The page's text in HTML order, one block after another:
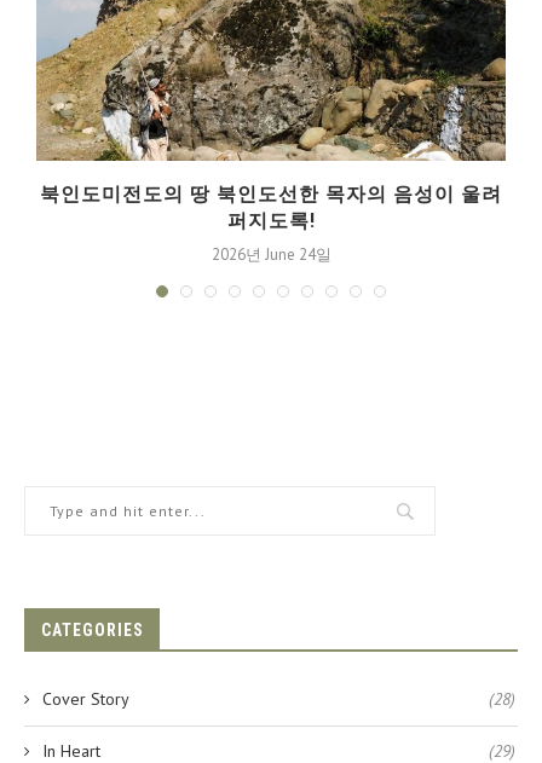
북인도미전도의 땅 북인도선한 목자의 음성이 울려
퍼지도록!
2026년 June 24일
CATEGORIES
Cover Story (28)
In Heart (29)